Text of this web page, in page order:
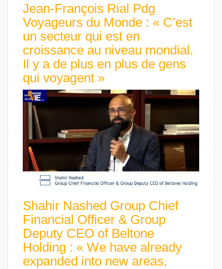
Jean-François Rial Pdg
Voyageurs du Monde : « C’est
un secteur qui est en
croissance au niveau mondial.
Il y a de plus en plus de gens
qui voyagent »
Shahir Nashed Group Chief
Financial Officer & Group
Deputy CEO of Beltone
Holding : « We have already
expanded into new areas,